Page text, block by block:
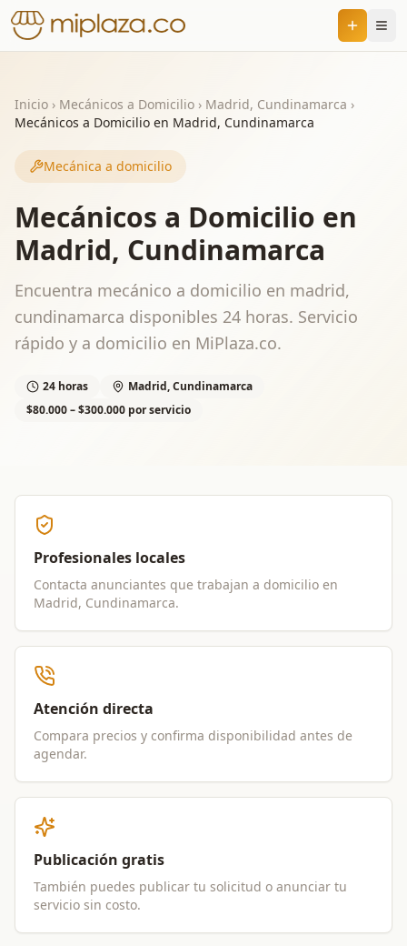
Inicio › Mecánicos a Domicilio › Madrid, Cundinamarca ›
Mecánicos a Domicilio en Madrid, Cundinamarca
Mecánica a domicilio
Mecánicos a Domicilio en
Madrid, Cundinamarca
Encuentra mecánico a domicilio en madrid,
cundinamarca disponibles 24 horas. Servicio
rápido y a domicilio en MiPlaza.co.
24 horas
Madrid, Cundinamarca
$80.000 – $300.000 por servicio
Profesionales locales
Contacta anunciantes que trabajan a domicilio en
Madrid, Cundinamarca.
Atención directa
Compara precios y confirma disponibilidad antes de
agendar.
Publicación gratis
También puedes publicar tu solicitud o anunciar tu
servicio sin costo.